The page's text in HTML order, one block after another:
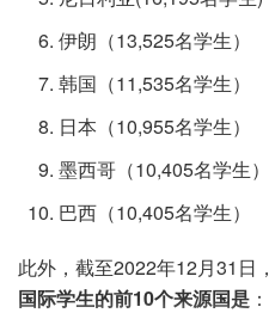
伊朗（13,525名学生）
韩国（11,535名学生）
日本（10,955名学生）
墨西哥（10,405名学生）
巴西（10,405名学生）
此外，截至2022年12月31日，
国际学生的前10个来源国是 ：